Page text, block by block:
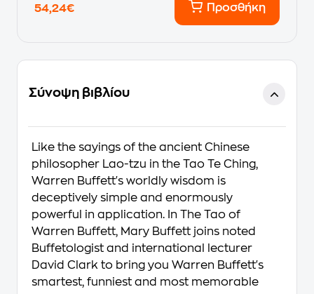
54,24€
Προσθήκη
Σύνοψη βιβλίου
Like the sayings of the ancient Chinese
philosopher Lao-tzu in the Tao Te Ching,
Warren Buffett's worldly wisdom is
deceptively simple and enormously
powerful in application. In The Tao of
Warren Buffett, Mary Buffett joins noted
Buffetologist and international lecturer
David Clark to bring you Warren Buffett's
smartest, funniest and most memorable